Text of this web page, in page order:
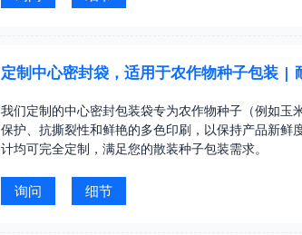
定制中心密封袋，适用于农作物种子包装 |
我们定制的中心密封包装袋专为农作物种子（例如玉
保护、抗撕裂性和鲜艳的多色印刷，以保持产品新鲜
计均可完全定制，满足您的散装种子包装需求。
询问 细节